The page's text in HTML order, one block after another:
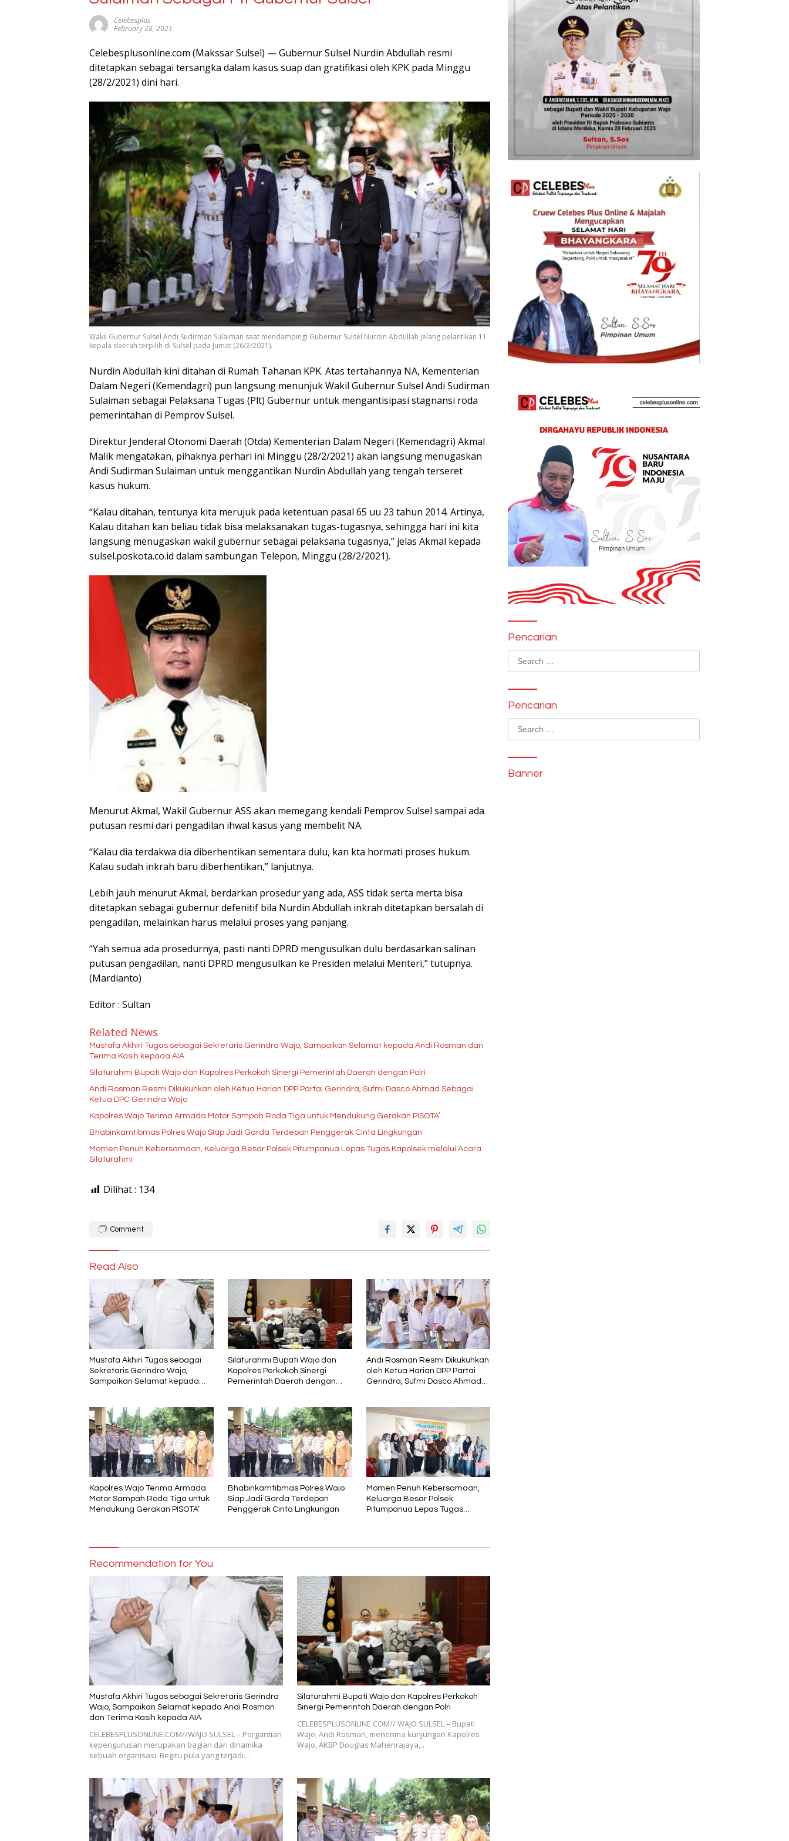
Celebesplus
February 28, 2021
Celebesplusonline.com (Makssar Sulsel) — Gubernur Sulsel Nurdin Abdullah resmi
ditetapkan sebagai tersangka dalam kasus suap dan gratifikasi oleh KPK pada Minggu
(28/2/2021) dini hari.
Wakil Gubernur Sulsel Andi Sudirman Sulaiman saat mendampingi Gubernur Sulsel Nurdin Abdullah jelang pelantikan 11
kepala daerah terpilih di Sulsel pada Jumat (26/2/2021).
Nurdin Abdullah kini ditahan di Rumah Tahanan KPK. Atas tertahannya NA, Kementerian
Dalam Negeri (Kemendagri) pun langsung menunjuk Wakil Gubernur Sulsel Andi Sudirman
Sulaiman sebagai Pelaksana Tugas (Plt) Gubernur untuk mengantisipasi stagnansi roda
pemerintahan di Pemprov Sulsel.
Direktur Jenderal Otonomi Daerah (Otda) Kementerian Dalam Negeri (Kemendagri) Akmal
Malik mengatakan, pihaknya perhari ini Minggu (28/2/2021) akan langsung menugaskan
Andi Sudirman Sulaiman untuk menggantikan Nurdin Abdullah yang tengah terseret
kasus hukum.
“Kalau ditahan, tentunya kita merujuk pada ketentuan pasal 65 uu 23 tahun 2014. Artinya,
Kalau ditahan kan beliau tidak bisa melaksanakan tugas-tugasnya, sehingga hari ini kita
langsung menugaskan wakil gubernur sebagai pelaksana tugasnya,” jelas Akmal kepada
sulsel.poskota.co.id dalam sambungan Telepon, Minggu (28/2/2021).
Menurut Akmal, Wakil Gubernur ASS akan memegang kendali Pemprov Sulsel sampai ada
putusan resmi dari pengadilan ihwal kasus yang membelit NA.
“Kalau dia terdakwa dia diberhentikan sementara dulu, kan kta hormati proses hukum.
Kalau sudah inkrah baru diberhentikan,” lanjutnya.
Lebih jauh menurut Akmal, berdarkan prosedur yang ada, ASS tidak serta merta bisa
ditetapkan sebagai gubernur defenitif bila Nurdin Abdullah inkrah ditetapkan bersalah di
pengadilan, melainkan harus melalui proses yang panjang.
“Yah semua ada prosedurnya, pasti nanti DPRD mengusulkan dulu berdasarkan salinan
putusan pengadilan, nanti DPRD mengusulkan ke Presiden melalui Menteri,” tutupnya.
(Mardianto)
Editor : Sultan
Related News
Mustafa Akhiri Tugas sebagai Sekretaris Gerindra Wajo, Sampaikan Selamat kepada Andi Rosman dan
Terima Kasih kepada AIA
Silaturahmi Bupati Wajo dan Kapolres Perkokoh Sinergi Pemerintah Daerah dengan Polri
Andi Rosman Resmi Dikukuhkan oleh Ketua Harian DPP Partai Gerindra, Sufmi Dasco Ahmad Sebagai
Ketua DPC Gerindra Wajo
Kapolres Wajo Terima Armada Motor Sampah Roda Tiga untuk Mendukung Gerakan PISOTA’
Bhabinkamtibmas Polres Wajo Siap Jadi Garda Terdepan Penggerak Cinta Lingkungan
Momen Penuh Kebersamaan, Keluarga Besar Polsek Pitumpanua Lepas Tugas Kapolsek melalui Acara
Silaturahmi
Dilihat : 134
Comment
Read Also
Mustafa Akhiri Tugas sebagai
Sekretaris Gerindra Wajo,
Sampaikan Selamat kepada
Silaturahmi Bupati Wajo dan
Kapolres Perkokoh Sinergi
Pemerintah Daerah dengan
Andi Rosman Resmi Dikukuhkan
oleh Ketua Harian DPP Partai
Gerindra, Sufmi Dasco Ahmad
Kapolres Wajo Terima Armada
Motor Sampah Roda Tiga untuk
Mendukung Gerakan PISOTA’
Bhabinkamtibmas Polres Wajo
Siap Jadi Garda Terdepan
Penggerak Cinta Lingkungan
Momen Penuh Kebersamaan,
Keluarga Besar Polsek
Pitumpanua Lepas Tugas
Recommendation for You
Mustafa Akhiri Tugas sebagai Sekretaris Gerindra
Wajo, Sampaikan Selamat kepada Andi Rosman
dan Terima Kasih kepada AIA
CELEBESPLUSONLINE.COM//WAJO SULSEL – Pergantian
kepengurusan merupakan bagian dari dinamika
sebuah organisasi. Begitu pula yang terjadi…
Silaturahmi Bupati Wajo dan Kapolres Perkokoh
Sinergi Pemerintah Daerah dengan Polri
CELEBESPLUSONLINE.COM// WAJO SULSEL – Bupati
Wajo, Andi Rosman, menerima kunjungan Kapolres
Wajo, AKBP Douglas Mahenrajaya,…
Pencarian
Pencarian
Banner